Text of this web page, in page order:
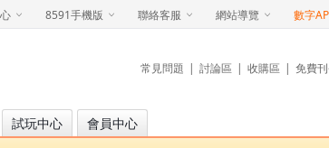
8591手機版 聯絡客服 網站導覽 數字
常見問題 | 討論區 | 收購區 | 免費
試玩中心 會員中心